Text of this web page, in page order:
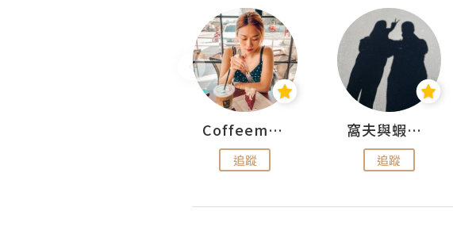
Coffeemeetjojo
追蹤
窩夫與蝦子餅
追蹤